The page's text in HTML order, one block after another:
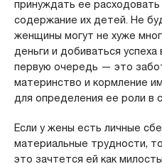
принуждать ее
содержание их детей. Не
женщины могут не хуже
деньги и добиваться
первую очередь — это
материнство и кормление
для определения ее роли в
Если у жены есть личные
материальные трудности,
это зачтется ей как